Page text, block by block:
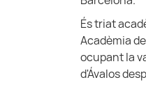
És triat
Acadèmia
ocupant la
d'Ávalos